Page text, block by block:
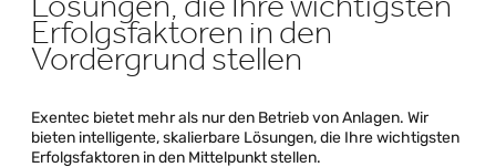
Lösungen, die Ihre wichtigsten
Erfolgsfaktoren in den
Vordergrund stellen
Exentec bietet mehr als nur den Betrieb von Anlagen. Wir
bieten intelligente, skalierbare Lösungen, die Ihre wichtigsten
Erfolgsfaktoren in den Mittelpunkt stellen.